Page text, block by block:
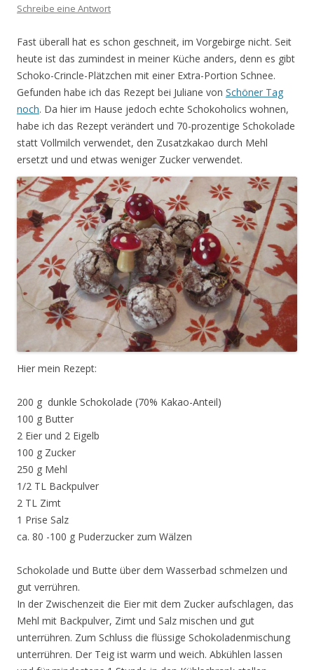
Schreibe eine Antwort
Fast überall hat es schon geschneit, im Vorgebirge nicht. Seit
heute ist das zumindest in meiner Küche anders, denn es gibt
Schoko-Crincle-Plätzchen mit einer Extra-Portion Schnee.
Gefunden habe ich das Rezept bei Juliane von Schöner Tag
noch. Da hier im Hause jedoch echte Schokoholics wohnen,
habe ich das Rezept verändert und 70-prozentige Schokolade
statt Vollmilch verwendet, den Zusatzkakao durch Mehl
ersetzt und und etwas weniger Zucker verwendet.
Hier mein Rezept:
200 g dunkle Schokolade (70% Kakao-Anteil)
100 g Butter
2 Eier und 2 Eigelb
100 g Zucker
250 g Mehl
1/2 TL Backpulver
2 TL Zimt
1 Prise Salz
ca. 80 -100 g Puderzucker zum Wälzen
Schokolade und Butte über dem Wasserbad schmelzen und
gut verrühren.
In der Zwischenzeit die Eier mit dem Zucker aufschlagen, das
Mehl mit Backpulver, Zimt und Salz mischen und gut
unterrühren. Zum Schluss die flüssige Schokoladenmischung
unterrühren. Der Teig ist warm und weich. Abkühlen lassen